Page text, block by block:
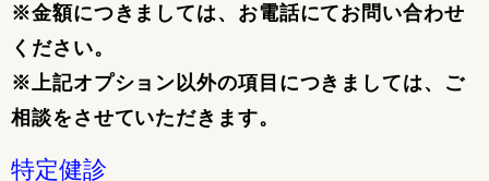
※金額につきましては、お電話にてお問い合わせ
ください。
※上記オプション以外の項目につきましては、ご
相談をさせていただきます。
特定健診